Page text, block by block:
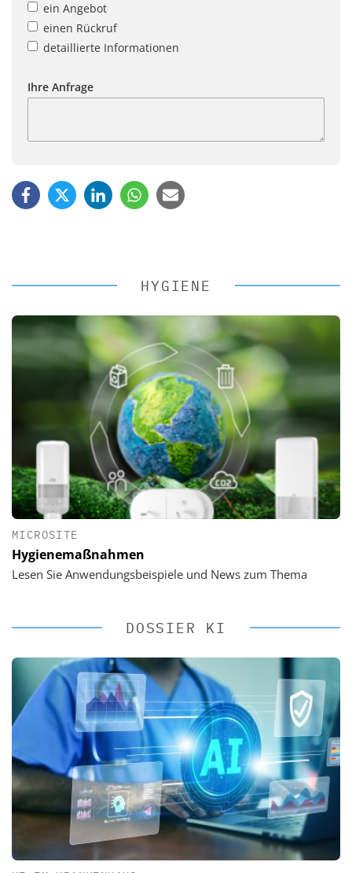
ein Angebot
einen Rückruf
detaillierte Informationen
Ihre Anfrage
HYGIENE
MICROSITE
Hygienemaßnahmen
Lesen Sie Anwendungsbeispiele und News zum Thema
DOSSIER KI